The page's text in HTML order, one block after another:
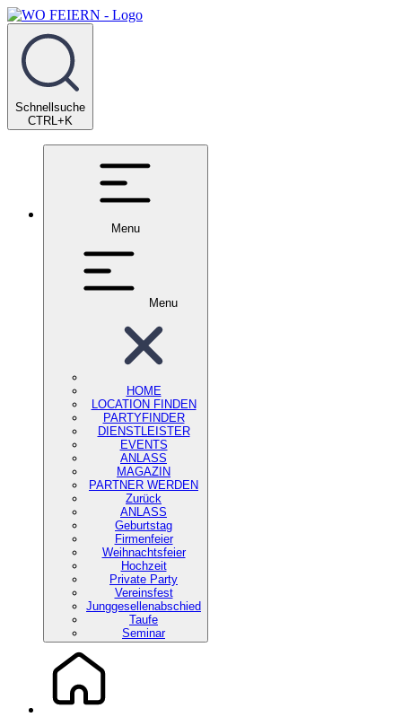
Schnellsuche
CTRL+K
Menu
Menu
HOME
LOCATION FINDEN
PARTYFINDER
DIENSTLEISTER
EVENTS
ANLASS
MAGAZIN
PARTNER WERDEN
Zurück
ANLASS
Geburtstag
Firmenfeier
Weihnachtsfeier
Hochzeit
Private Party
Vereinsfest
Junggesellenabschied
Taufe
Seminar